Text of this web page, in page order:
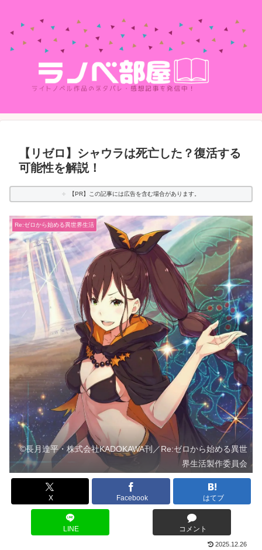
【リゼロ】シャウラは死亡した？復活する
可能性を解説！
【PR】この記事には広告を含む場合があります。
Re:ゼロから始める異世界生活
©長月達平・株式会社KADOKAWA刊／Re:ゼロから始める異世
界生活製作委員会
X Facebook はてブ
LINE コメント
2025.12.26